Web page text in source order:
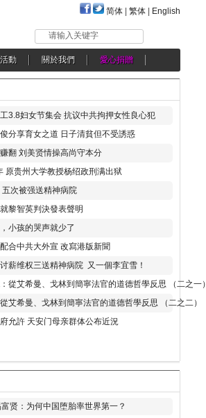
简体 繁体 English
请输入关键字
動 關於我們 愛心捐贈
3.8妇女节集会 抗议中共拘押女性良心犯
分享育女之道 日子清貧但不受誘惑
翻 刘美贤情操高尚守本分
原贵州大学教授杨绍政刑满出狱
次被强送精神病院
黎智英判決發表聲明
小孩的哭声就少了
合中共大外宣 改寫港版新聞
薪维权三送精神病院 又一個李宜雪！
從艾希曼、戈林到簡寧法官的道德哲學反思 （二之一）
艾希曼、戈林到簡寧法官的道德哲學反思 （二之二）
允許 天安门母亲群体公布近況
贤：为何中国堕胎率世界第一？